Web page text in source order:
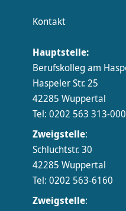
Kontakt
Hauptstelle:
Berufskolleg am
Haspeler Str. 25
42285 Wuppertal
Tel: 0202 563 313-000
Zweigstelle:
Schluchtstr. 30
42285 Wuppertal
Tel: 0202 563-6160
Zweigstelle: